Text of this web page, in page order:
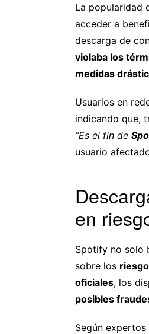
La popularidad
acceder a
descarga de
violaba los
medidas
Usuarios en
indicando que,
“Es el fin de
usuario
en
Spotify no solo
sobre los
oficiales, los
posibles
Según expertos